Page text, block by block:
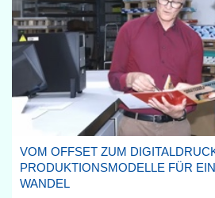
VOM OFFSET ZUM
PRODUKTIONSMODELLE FÜR
WANDEL